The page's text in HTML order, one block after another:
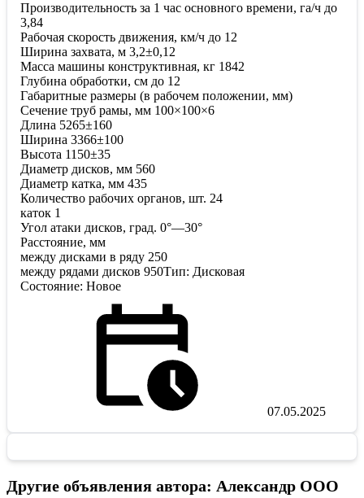
Производительность за 1 час основного времени, га/ч до
3,84
Рабочая скорость движения, км/ч до 12
Ширина захвата, м 3,2±0,12
Масса машины конструктивная, кг 1842
Глубина обработки, см до 12
Габаритные размеры (в рабочем положении, мм)
Сечение труб рамы, мм 100×100×6
Длина 5265±160
Ширина 3366±100
Высота 1150±35
Диаметр дисков, мм 560
Диаметр катка, мм 435
Количество рабочих органов, шт. 24
каток 1
Угол атаки дисков, град. 0°—30°
Расстояние, мм
между дисками в ряду 250
между рядами дисков 950Тип: Дисковая
Состояние: Новое
07.05.2025
Другие объявления автора: Александр ООО